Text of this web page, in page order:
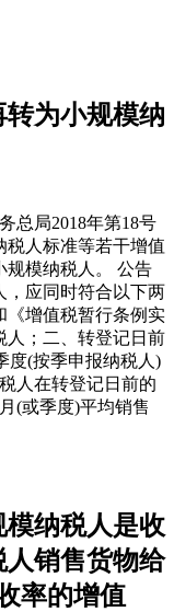
为小规模纳
总局2018年第18号
人标准等若干增值
规模纳税人。 公告
，应同时符合以下两
《增值税暂行条例实
人；二、转登记日前
度(按季申报纳税人)
人在转登记日前的
(或季度)平均销售
纳税人是收
销售货物给
率的增值